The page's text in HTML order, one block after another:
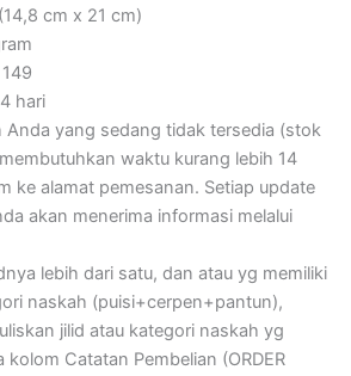
cm x 21 cm)
hari
Anda yang sedang tidak tersedia (stok
waktu kurang lebih 14
ke alamat pemesanan. Setiap update
akan menerima informasi melalui
lebih dari satu, dan atau yg memiliki
naskah (puisi+cerpen+pantun),
jilid atau kategori naskah yg
Catatan Pembelian (ORDER